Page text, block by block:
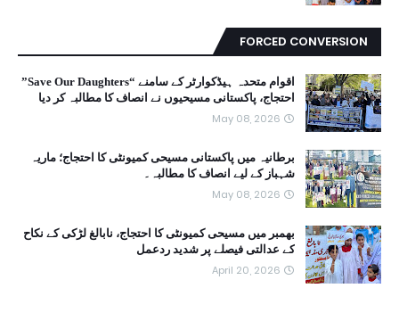
FORCED CONVERSION
اقوام متحدہ ہیڈکوارٹر کے سامنے “Save Our Daughters”
احتجاج، پاکستانی مسیحیوں نے انصاف کا مطالبہ کر دیا
May 08, 2026
برطانیہ میں پاکستانی مسیحی کمیونٹی کا احتجاج؛ ماریہ
شہباز کے لیے انصاف کا مطالبہ۔
May 08, 2026
بھمبر میں مسیحی کمیونٹی کا احتجاج، نابالغ لڑکی کے نکاح
کے عدالتی فیصلے پر شدید ردعمل
April 20, 2026